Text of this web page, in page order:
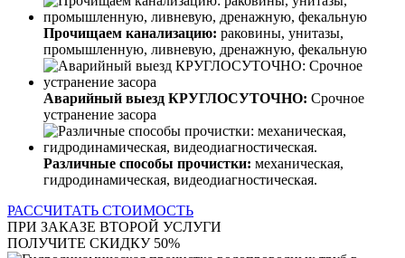
Прочищаем канализацию: раковины, унитазы,
промышленную, ливневую, дренажную, фекальную
Аварийный выезд КРУГЛОСУТОЧНО: Срочное
устранение засора
Различные способы прочистки: механическая,
гидродинамическая, видеодиагностическая.
РАССЧИТАТЬ СТОИМОСТЬ
ПРИ ЗАКАЗЕ ВТОРОЙ УСЛУГИ
ПОЛУЧИТЕ СКИДКУ 50%